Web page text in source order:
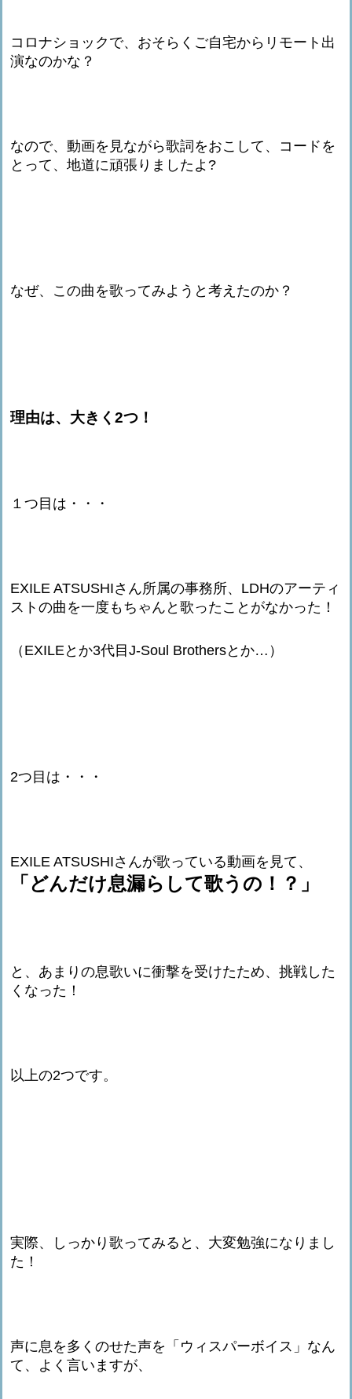
コロナショックで、おそらくご自宅からリモート出
演なのかな？
なので、動画を見ながら歌詞をおこして、コードを
とって、地道に頑張りましたよ?
なぜ、この曲を歌ってみようと考えたのか？
理由は、大きく2つ！
１つ目は・・・
EXILE ATSUSHIさん所属の事務所、LDHのアーティ
ストの曲を一度もちゃんと歌ったことがなかった！
（EXILEとか3代目J-Soul Brothersとか…）
2つ目は・・・
EXILE ATSUSHIさんが歌っている動画を見て、
「どんだけ息漏らして歌うの！？」
と、あまりの息歌いに衝撃を受けたため、挑戦した
くなった！
以上の2つです。
実際、しっかり歌ってみると、大変勉強になりまし
た！
声に息を多くのせた声を「ウィスパーボイス」なん
て、よく言いますが、